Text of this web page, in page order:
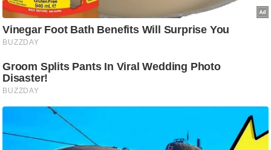
रि
ले
श
शि
प
रा
नी